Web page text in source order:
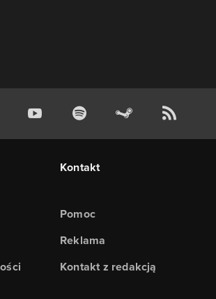
Kontakt
Pomoc
Reklama
Kontakt z redakcją